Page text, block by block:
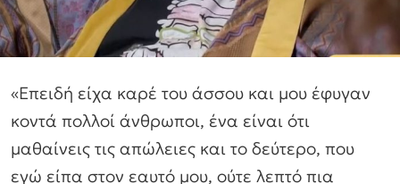
«Επειδή είχα καρέ του άσσου και μου έφυγαν
κοντά πολλοί άνθρωποι, ένα είναι ότι
μαθαίνεις τις απώλειες και το δεύτερο, που
εγώ είπα στον εαυτό μου, ούτε λεπτό πια